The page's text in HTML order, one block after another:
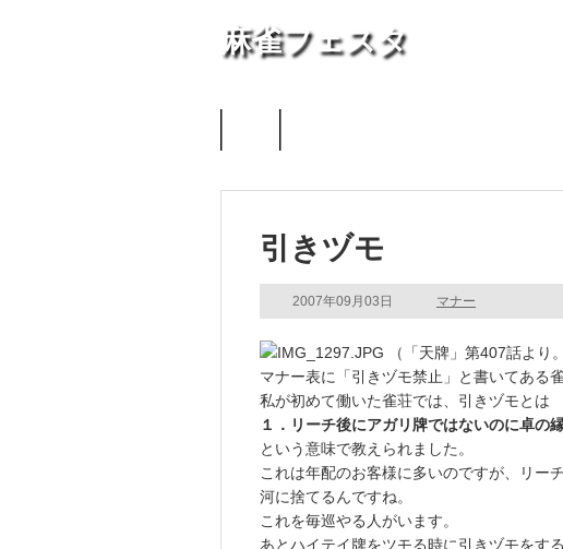
麻雀フェスタ
引きヅモ
2007年09月03日 マナー
（「天牌」第407話より
マナー表に「引きヅモ禁止」と書いてある
私が初めて働いた雀荘では、引きヅモとは
１．リーチ後にアガリ牌ではないのに卓の
という意味で教えられました。
これは年配のお客様に多いのですが、リー
河に捨てるんですね。
これを毎巡やる人がいます。
あとハイテイ牌をツモる時に引きヅモをす